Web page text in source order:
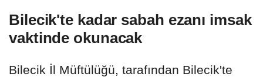
Bilecik'te kadar sabah ezanı imsak
vaktinde okunacak
Bilecik İl Müftülüğü, tarafından Bilecik'te